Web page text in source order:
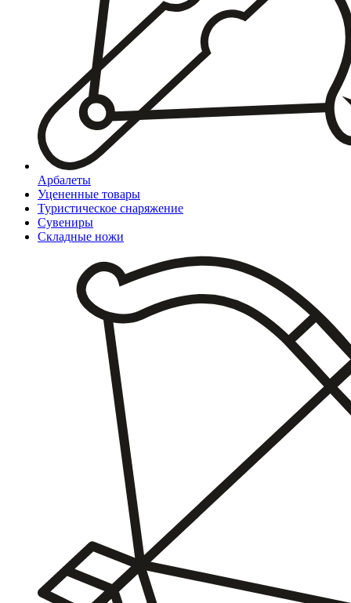
Арбалеты
Уцененные товары
Туристическое снаряжение
Сувениры
Складные ножи